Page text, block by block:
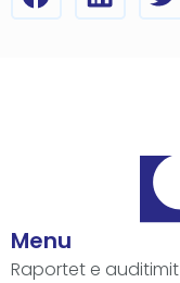
Menu
Raportet e auditimit